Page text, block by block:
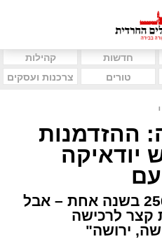
חדשות
קהילות
טורים צרכנות ועסקים
ההזדמנות
יודאיקה
מחיר הכסף זינק ב-256% בשנה אחת – אבל
קצר לרכישה
ירושה"